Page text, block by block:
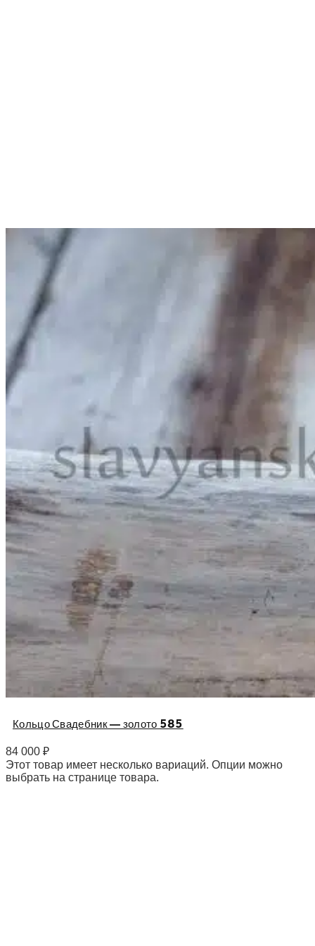
Кольцо Свадебник — золото 585
84 000 ₽
Этот товар имеет несколько вариаций. Опции можно
выбрать на странице товара.